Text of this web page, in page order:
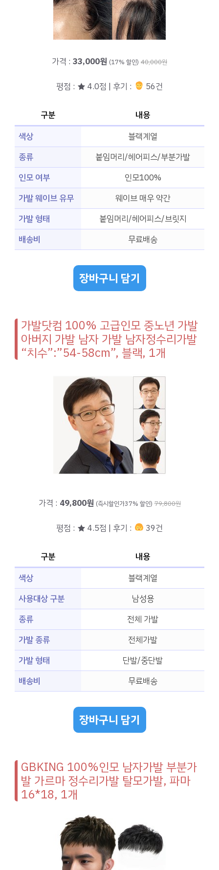
가격 : 33,000원 (17% 할인) 40,000원
평점 : ★ 4.0점 | 후기 : 56건
구분
내용
색상
블랙계열
종류
붙임머리/헤어피스/부분가발
인모 여부
인모100%
가발 웨이브 유무
웨이브 매우 약간
가발 형태
붙임머리/헤어피스/브릿지
배송비
무료배송
장바구니 담기
가발닷컴 100% 고급인모 중노년 가발
아버지 가발 남자 가발 남자정수리가발
“치수”:”54-58cm”, 블랙, 1개
가격 : 49,800원 (즉시할인가37% 할인) 79,800원
평점 : ★ 4.5점 | 후기 : 39건
구분
내용
색상
블랙계열
사용대상 구분
남성용
종류
전체 가발
가발 종류
전체가발
가발 형태
단발/중단발
배송비
무료배송
장바구니 담기
GBKING 100%인모 남자가발 부분가
발 가르마 정수리가발 탈모가발, 파마
16*18, 1개